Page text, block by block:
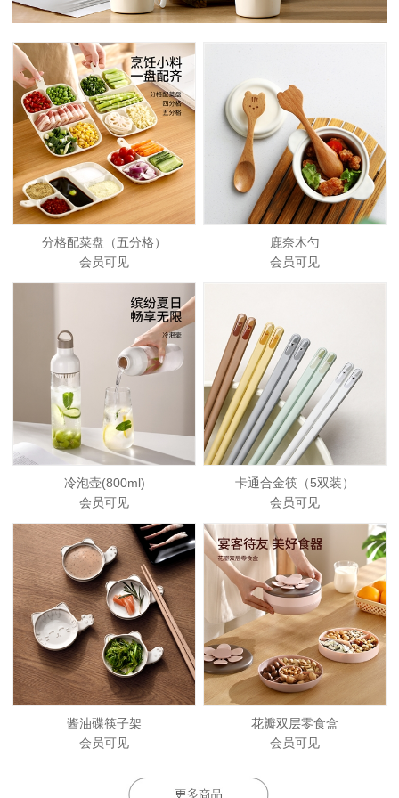
分格配菜盘（五分格）
会员可见
鹿奈木勺
会员可见
冷泡壶(800ml)
会员可见
卡通合金筷（5双装）
会员可见
酱油碟筷子架
会员可见
花瓣双层零食盒
会员可见